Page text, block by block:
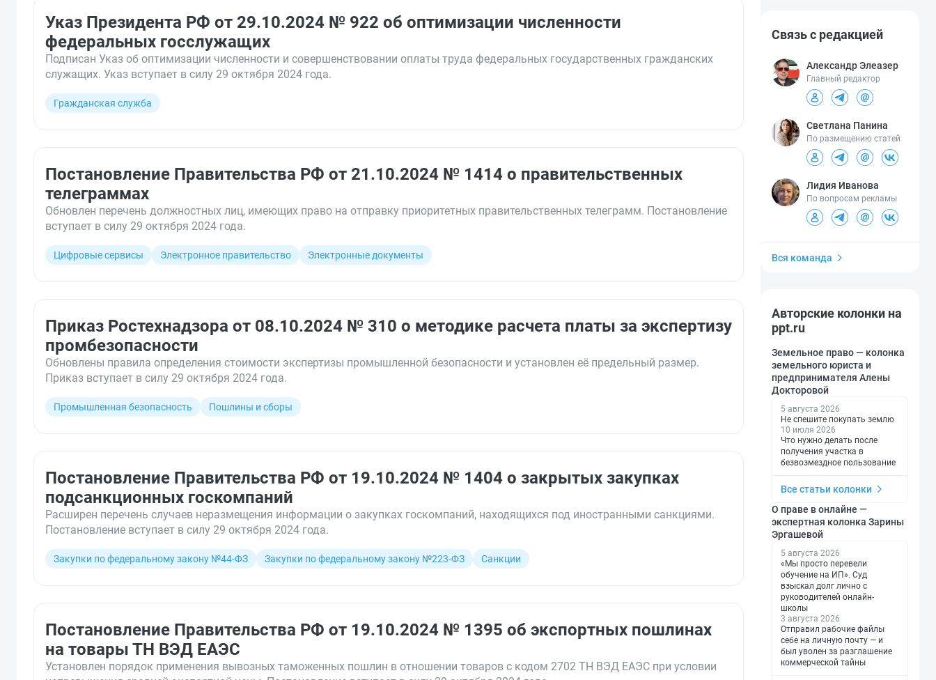
Указ Президента РФ от 29.10.2024 № 922 об оптимизации численности
федеральных госслужащих
Подписан Указ об оптимизации численности и совершенствовании оплаты труда федеральных государственных гражданских
служащих. Указ вступает в силу 29 октября 2024 года.
Гражданская служба
Постановление Правительства РФ от 21.10.2024 № 1414 о правительственных
телеграммах
Обновлен перечень должностных лиц, имеющих право на отправку приоритетных правительственных телеграмм. Постановление
вступает в силу 29 октября 2024 года.
Цифровые сервисы Электронное правительство Электронные документы
Приказ Ростехнадзора от 08.10.2024 № 310 о методике расчета платы за экспертизу
промбезопасности
Обновлены правила определения стоимости экспертизы промышленной безопасности и установлен её предельный размер.
Приказ вступает в силу 29 октября 2024 года.
Промышленная безопасность Пошлины и сборы
Постановление Правительства РФ от 19.10.2024 № 1404 о закрытых закупках
подсанкционных госкомпаний
Расширен перечень случаев неразмещения информации о закупках госкомпаний, находящихся под иностранными санкциями.
Постановление вступает в силу 29 октября 2024 года.
Закупки по федеральному закону №44-ФЗ Закупки по федеральному закону №223-ФЗ Санкции
Постановление Правительства РФ от 19.10.2024 № 1395 об экспортных пошлинах
на товары ТН ВЭД ЕАЭС
Установлен порядок применения вывозных таможенных пошлин в отношении товаров с кодом 2702 ТН ВЭД ЕАЭС при условии
Связь с редакцией
Александр Элеазер
Главный редактор
Светлана Панина
По размещению статей
Лидия Иванова
По вопросам рекламы
Вся команда
Авторские колонки на
ppt.ru
Земельное право — колонка
земельного юриста и
предпринимателя Алены
Докторовой
5 августа 2026
Не спешите покупать землю
10 июля 2026
Что нужно делать после
получения участка в
безвозмездное пользование
Все статьи колонки
О праве в онлайне —
экспертная колонка Зарины
Эргашевой
5 августа 2026
«Мы просто перевели
обучение на ИП». Суд
взыскал долг лично с
руководителей онлайн-
школы
3 августа 2026
Отправил рабочие файлы
себе на личную почту — и
был уволен за разглашение
коммерческой тайны